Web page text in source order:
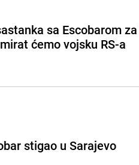
sa Escobarom
ćemo vojsku RS-a
stigao u Sarajevo